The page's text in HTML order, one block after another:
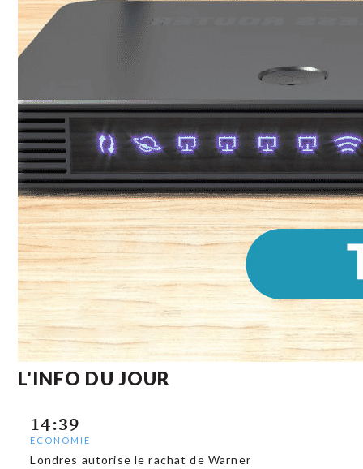
L'INFO DU JOUR
14:39
ECONOMIE
Londres autorise le rachat de Warner